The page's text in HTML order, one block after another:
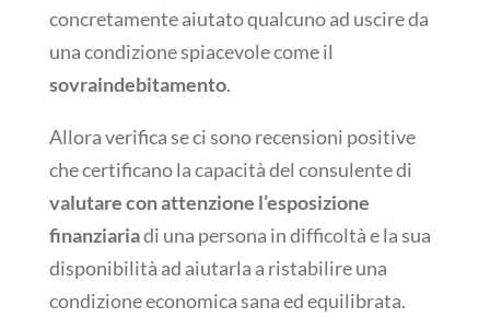
concretamente aiutato qualcuno ad uscire da
una condizione spiacevole come il
sovraindebitamento.
Allora verifica se ci sono recensioni positive
che certificano la capacità del consulente di
valutare con attenzione l’esposizione
finanziariadi una persona in difficoltà e la sua
disponibilità ad aiutarla a ristabilire una
condizione economica sana ed equilibrata.